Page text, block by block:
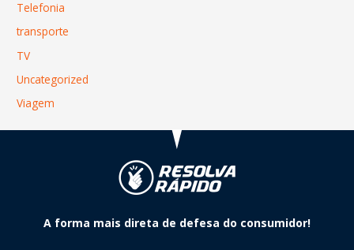
Telefonia
transporte
TV
Uncategorized
Viagem
A forma mais direta de defesa do consumidor!